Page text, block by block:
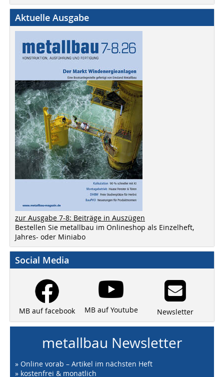
Aktuelle Ausgabe
zur Ausgabe 7-8: Beiträge in Auszügen
Bestellen Sie metallbau im Onlineshop als Einzelheft,
Jahres- oder Miniabo
Social Media
MB auf facebook MB auf Youtube Newsletter
metallbau Newsletter
» Online vorab – Artikel im nächsten Heft
» kostenfrei & monatlich